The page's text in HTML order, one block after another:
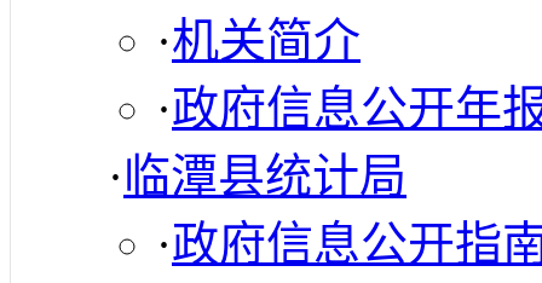
·机关简介
·政府信息公开年
·临潭县统计局
·政府信息公开指